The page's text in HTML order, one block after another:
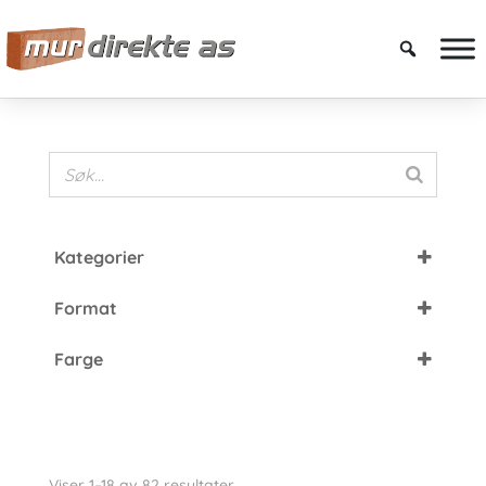
Kategorier
Petersen Tegl
Format
FF
Farge